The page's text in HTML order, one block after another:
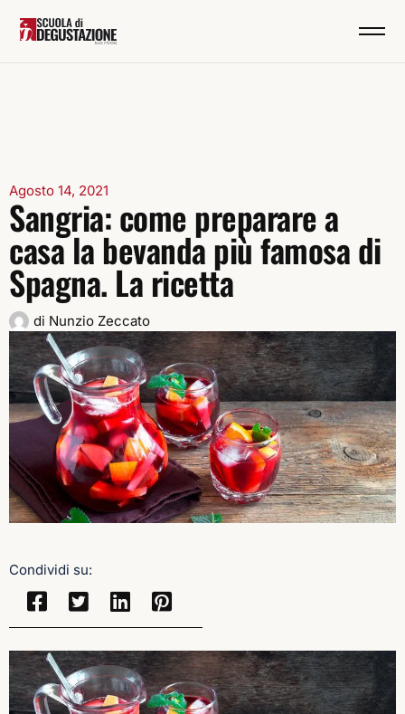
Agosto 14, 2021
Sangria: come preparare a
casa la bevanda più famosa di
Spagna. La ricetta
di Nunzio Zeccato
Condividi su: